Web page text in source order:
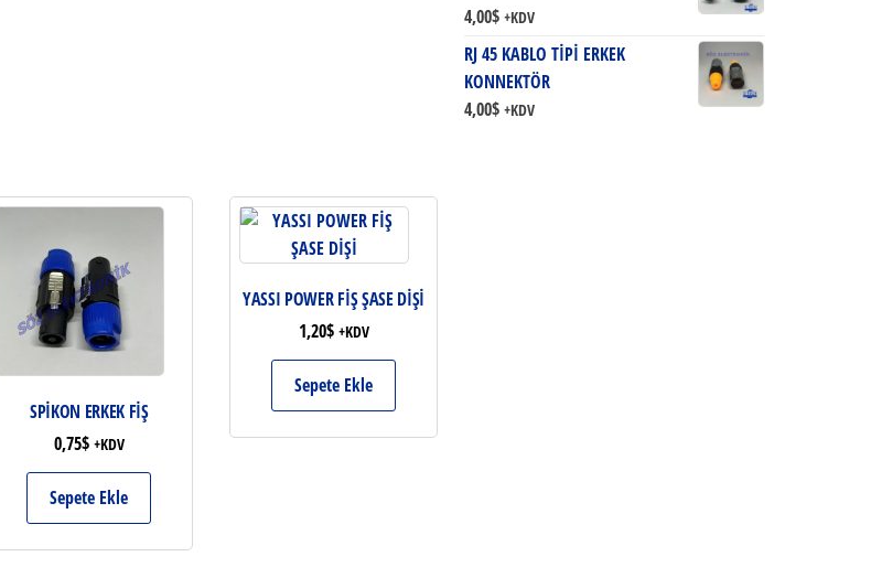
SPİKON ERKEK FİŞ
0,75$ +KDV
Sepete Ekle
YASSI POWER FİŞ ŞASE DİŞİ
1,20$ +KDV
Sepete Ekle
4,00$ +KDV
RJ 45 KABLO TİPİ ERKEK
KONNEKTÖR
4,00$ +KDV